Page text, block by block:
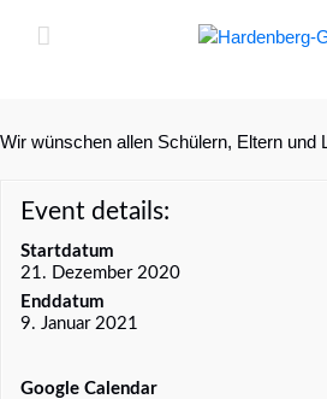
Wir wünschen allen Schülern, Eltern und
Event details:
Startdatum
21. Dezember 2020
Enddatum
9. Januar 2021
Google Calendar